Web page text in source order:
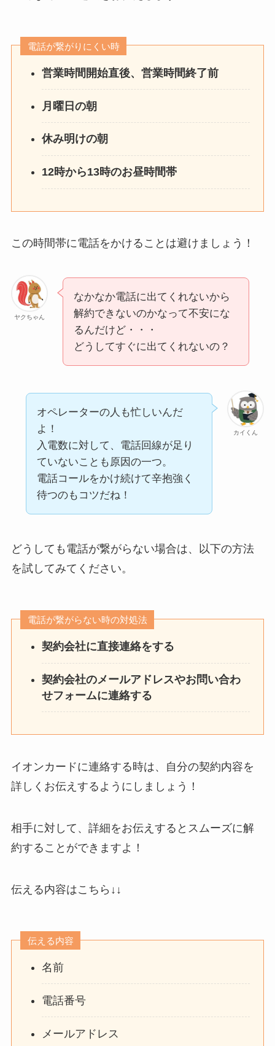
電話が繋がりにくい時
営業時間開始直後、営業時間終了前
月曜日の朝
休み明けの朝
12時から13時のお昼時間帯
この時間帯に電話をかけることは避けましょう！
ヤクちゃん
なかなか電話に出てくれないから
解約できないのかなって不安にな
るんだけど・・・
どうしてすぐに出てくれないの？
カイくん
オペレーターの人も忙しいんだ
よ！
入電数に対して、電話回線が足り
ていないことも原因の一つ。
電話コールをかけ続けて辛抱強く
待つのもコツだね！
どうしても電話が繋がらない場合は、以下の方法
を試してみてください。
電話が繋がらない時の対処法
契約会社に直接連絡をする
契約会社のメールアドレスやお問い合わ
せフォームに連絡する
イオンカードに連絡する時は、自分の契約内容を
詳しくお伝えするようにしましょう！
相手に対して、詳細をお伝えするとスムーズに解
約することができますよ！
伝える内容はこちら↓↓
伝える内容
名前
電話番号
メールアドレス